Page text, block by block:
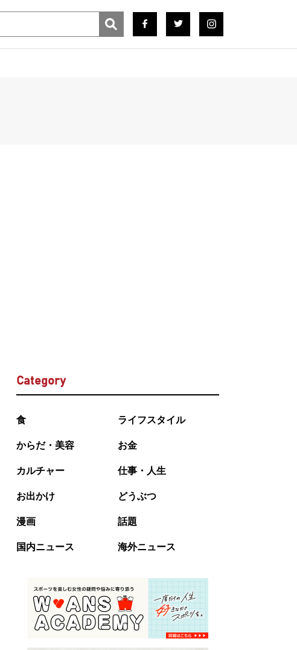
Category
食 ライフスタイル
からだ・美容 お金
カルチャー 仕事・人生
お出かけ どうぶつ
漫画 話題
国内ニュース 海外ニュース